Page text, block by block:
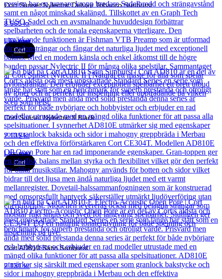
Cort Sunset Nylectric Deluxe Tobacco Sunburst
8 565kr
Läs mer
Cort
Cort Sunset Nylectric II Black
7 135kr
Läs mer
Cort
Cort AD810 Satin Sunburst
2 131kr